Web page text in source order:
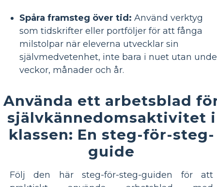
Spåra framsteg över tid: Använd verktyg
som tidskrifter eller portföljer för att fånga
milstolpar när eleverna utvecklar sin
självmedvetenhet, inte bara i nuet utan
veckor, månader och år.
Använda ett arbetsblad
självkännedomsaktivitet i
klassen: En steg-för-steg-
guide
Följ den här steg-för-steg-guiden för att